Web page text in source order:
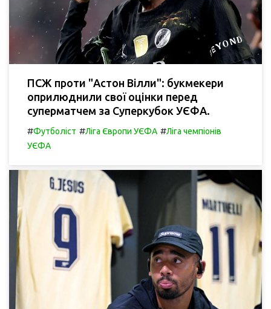
ПСЖ проти "Астон Вілли": букмекери
оприлюднили свої оцінки перед
суперматчем за Суперкубок УЄФА.
#Футболіст #Ліга Європи УЄФА #Ліга чемпіонів
УЄФА